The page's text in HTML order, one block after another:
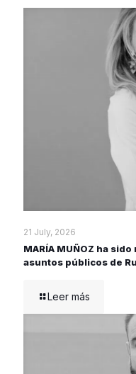
21 July, 2026
MARÍA MUÑOZ ha
asuntos públicos de
Leer más